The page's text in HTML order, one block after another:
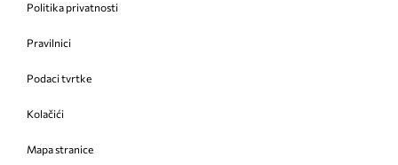
Politika privatnosti
Pravilnici
Podaci tvrtke
Kolačići
Mapa stranice